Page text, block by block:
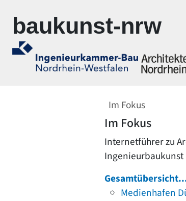
baukunst-nrw
Im Fokus
Im Fokus
Internetführer zu
Ingenieurbaukunst
Medienhafen